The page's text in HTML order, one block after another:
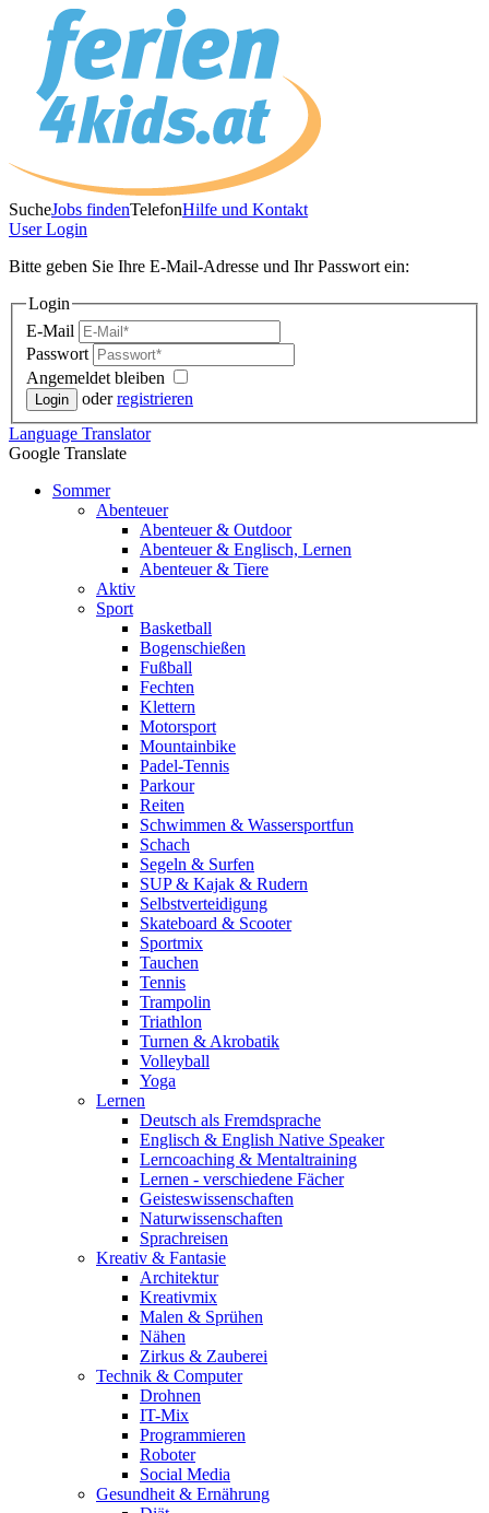
SucheJobs findenTelefonHilfe und Kontakt
UserLogin
Bitte geben Sie Ihre E-Mail-Adresse und Ihr Passwort ein:
Login
E-Mail
Passwort
Angemeldet bleiben
oderregistrieren
Language Translator
Google Translate
Sommer
Abenteuer
Abenteuer & Outdoor
Abenteuer & Englisch, Lernen
Abenteuer & Tiere
Aktiv
Sport
Basketball
Bogenschießen
Fußball
Fechten
Klettern
Motorsport
Mountainbike
Padel-Tennis
Parkour
Reiten
Schwimmen & Wassersportfun
Schach
Segeln & Surfen
SUP & Kajak & Rudern
Selbstverteidigung
Skateboard & Scooter
Sportmix
Tauchen
Tennis
Trampolin
Triathlon
Turnen & Akrobatik
Volleyball
Yoga
Lernen
Deutsch als Fremdsprache
Englisch & English Native Speaker
Lerncoaching & Mentaltraining
Lernen - verschiedene Fächer
Geisteswissenschaften
Naturwissenschaften
Sprachreisen
Kreativ & Fantasie
Architektur
Kreativmix
Malen & Sprühen
Nähen
Zirkus & Zauberei
Technik & Computer
Drohnen
IT-Mix
Programmieren
Roboter
Social Media
Gesundheit & Ernährung